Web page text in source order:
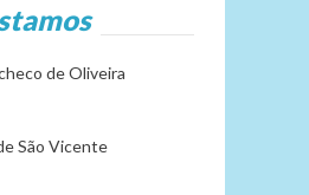
de Oliveira
São Vicente